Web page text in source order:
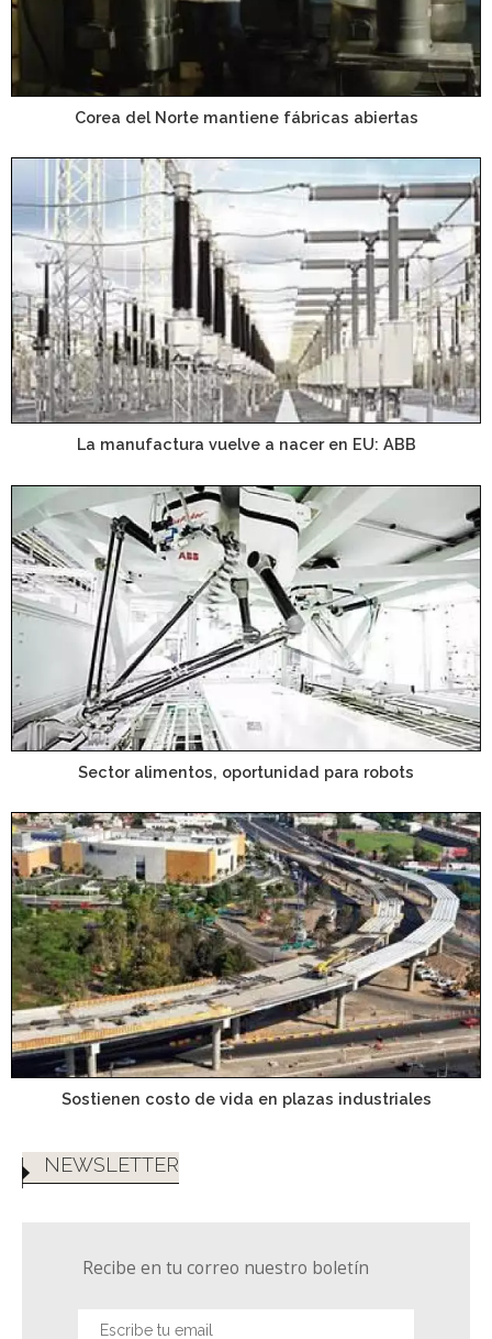
Corea del Norte mantiene fábricas abiertas
La manufactura vuelve a nacer en EU: ABB
Sector alimentos, oportunidad para robots
Sostienen costo de vida en plazas industriales
NEWSLETTER
Recibe en tu correo nuestro boletín